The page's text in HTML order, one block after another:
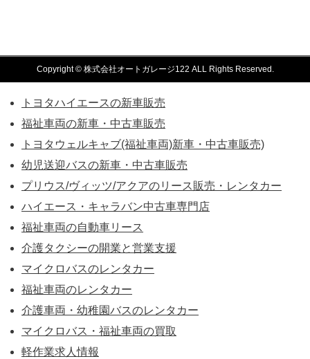
Copyright © 株式会社オートガレージ122 ALL Rights Reserved.
トヨタハイエースの新車販売
福祉車両の新車・中古車販売
トヨタウェルキャブ(福祉車両)新車・中古車販売)
幼児送迎バスの新車・中古車販売
プリウス/ヴィッツ/アクアのリース販売・レンタカー
ハイエース・キャラバン中古車専門店
福祉車両の自動車リース
介護タクシーの開業と営業支援
マイクロバスのレンタカー
福祉車両のレンタカー
介護車両・幼稚園バスのレンタカー
マイクロバス・福祉車両の買取
軽作業求人情報